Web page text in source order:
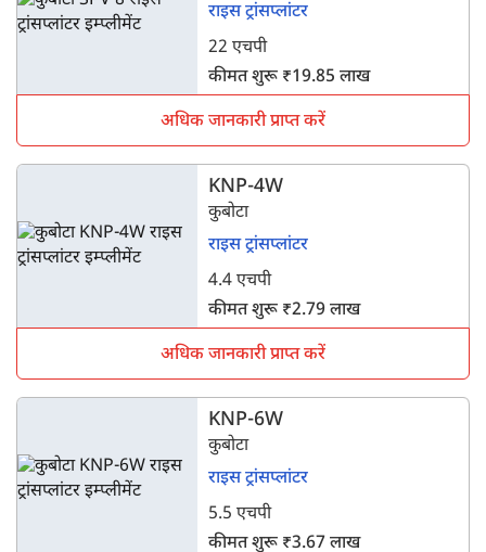
राइस ट्रांसप्लांटर
22 एचपी
कीमत शुरू ₹19.85 लाख
अधिक जानकारी प्राप्त करें
KNP-4W
कुबोटा
राइस ट्रांसप्लांटर
4.4 एचपी
कीमत शुरू ₹2.79 लाख
अधिक जानकारी प्राप्त करें
KNP-6W
कुबोटा
राइस ट्रांसप्लांटर
5.5 एचपी
कीमत शुरू ₹3.67 लाख